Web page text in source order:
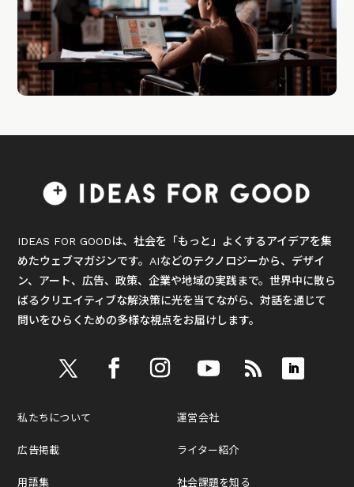
IDEAS FOR GOODは、社会を「もっと」よくするアイデアを集
めたウェブマガジンです。AIなどのテクノロジーから、デザイ
ン、アート、広告、政策、企業や地域の実践まで。世界中に散ら
ばるクリエイティブな解決策に光を当てながら、対話を通じて
問いをひらくための多様な視点をお届けします。
私たちについて
広告掲載
用語集
運営会社
ライター紹介
社会課題を知る